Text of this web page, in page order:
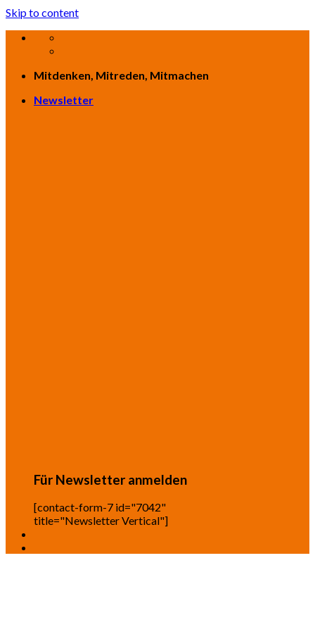
Skip to content
Mitdenken, Mitreden, Mitmachen
Newsletter
Für Newsletter anmelden
[contact-form-7 id="7042"
title="Newsletter Vertical"]